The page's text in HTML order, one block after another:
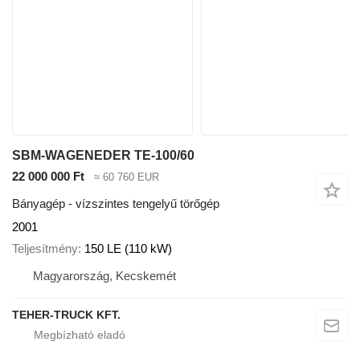
SBM-WAGENEDER TE-100/60
22 000 000 Ft
≈ 60 760 EUR
Bányagép - vízszintes tengelyű törőgép
2001
Teljesítmény 150 LE (110 kW)
Magyarország, Kecskemét
TEHER-TRUCK KFT.